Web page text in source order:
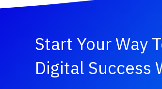
Start Your Way
Digital Success